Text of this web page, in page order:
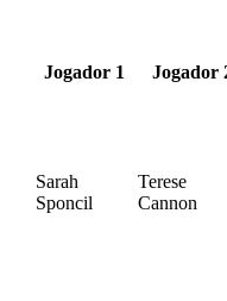
Jogador 1 Jogador
Sarah
Sponcil
Terese
Cannon